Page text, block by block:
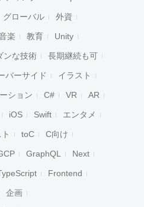
グローバル 外資
楽 教育 Unity
ンな技術 長期継続も可
バーサイド イラスト
ション C# VR AR
iOS Swift エンタメ
toC C向け
GraphQL Next
Frontend
企画